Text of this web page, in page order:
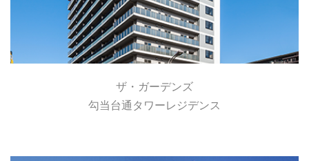
ザ・ガーデンズ
勾当台通タワーレジデンス